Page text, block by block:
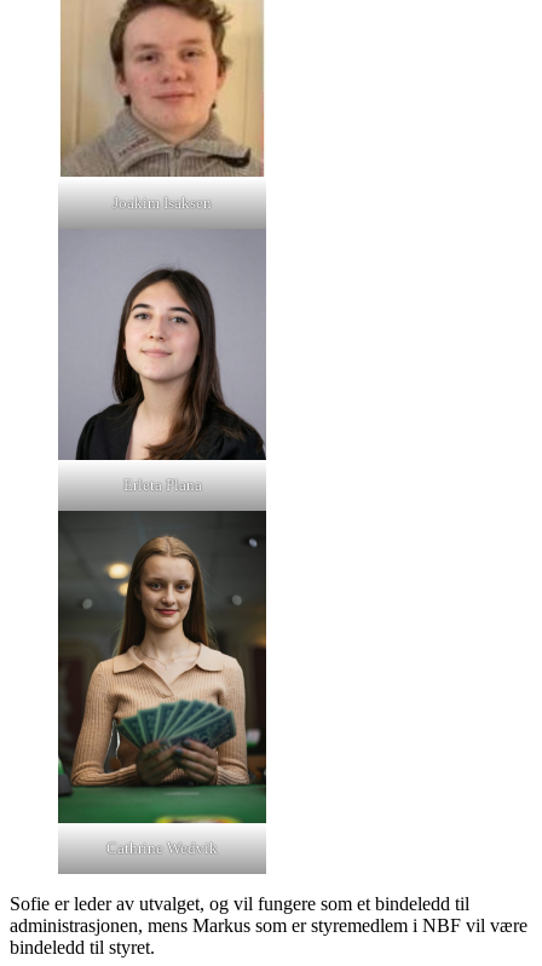
Joakim Isaksen
Erleta Plana
Cathrine Wedvik
Sofie er leder av utvalget, og vil fungere som et bindeledd til
administrasjonen, mens Markus som er styremedlem i NBF vil være
bindeledd til styret.